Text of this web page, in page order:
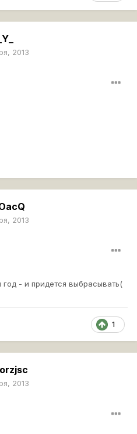
2013
2013
- и придется выбрасывать(
1
2013